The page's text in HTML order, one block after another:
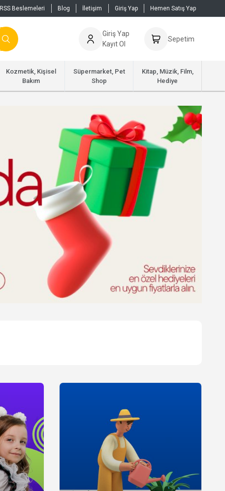
RSS Beslemeleri Blog İletişim Giriş Yap Hemen Satış Yap
Giriş Yap
Kayıt Ol
Sepetim
Kozmetik, Kişisel
Bakım
Süpermarket, Pet
Shop
Kitap, Müzik, Film,
Hediye